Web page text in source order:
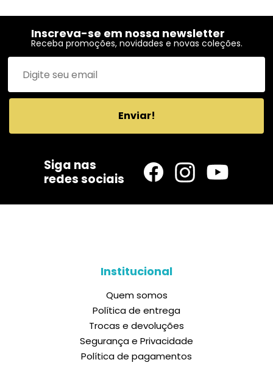
Inscreva-se em nossa newsletter
Receba promoções, novidades e novas coleções.
Enviar!
Siga nas
redes sociais
Institucional
Quem somos
Política de entrega
Trocas e devoluções
Segurança e Privacidade
Política de pagamentos